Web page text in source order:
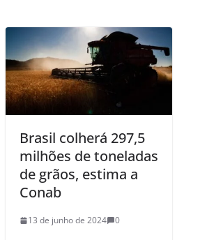
Brasil colherá 297,5
milhões de toneladas
de grãos, estima a
Conab
13 de junho de 2024 0